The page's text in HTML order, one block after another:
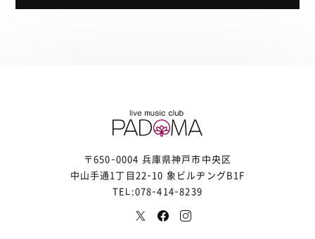
〒650-0004 兵庫県神戸市中央区
中山手通1丁目22-10 象ビルヂングB1F
TEL:078-414-8239